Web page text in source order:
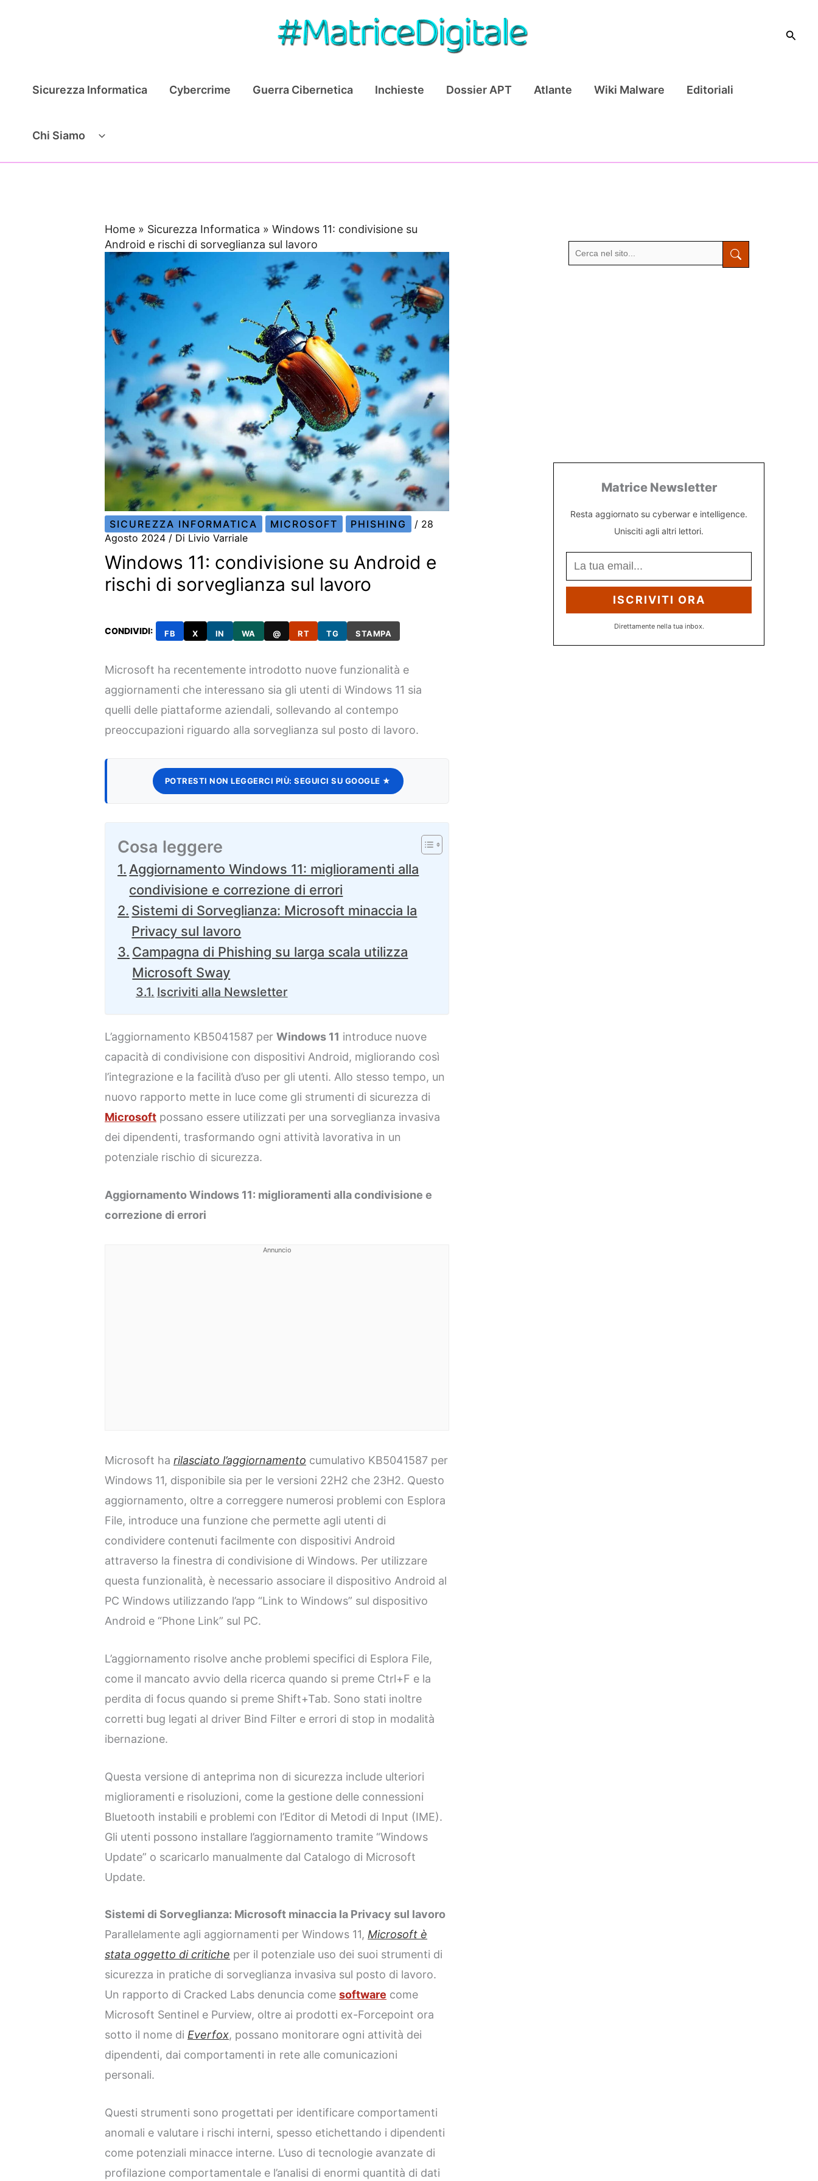
Cerca
Sicurezza Informatica Cybercrime Guerra Cibernetica Inchieste Dossier APT Atlante Wiki Malware Editoriali
Chi Siamo
Home » Sicurezza Informatica »Windows 11: condivisione su
Android e rischi di sorveglianza sul lavoro
SICUREZZA INFORMATICA MICROSOFT PHISHING / 28
Agosto 2024 / Di Livio Varriale
Windows 11: condivisione su Android e
rischi di sorveglianza sul lavoro
CONDIVIDI: FB X IN WA @ RT TG STAMPA
Microsoft ha recentemente introdotto nuove funzionalità e
aggiornamenti che interessano sia gli utenti di Windows 11 sia
quelli delle piattaforme aziendali, sollevando al contempo
preoccupazioni riguardo alla sorveglianza sul posto di lavoro.
POTRESTI NON LEGGERCI PIÙ: SEGUICI SU GOOGLE ★
Cosa leggere
Aggiornamento Windows 11: miglioramenti alla
condivisione e correzione di errori
Sistemi di Sorveglianza: Microsoft minaccia la
Privacy sul lavoro
Campagna di Phishing su larga scala utilizza
Microsoft Sway
Iscriviti alla Newsletter
L’aggiornamento KB5041587 perWindows 11 introduce nuove
capacità di condivisione con dispositivi Android, migliorando così
l’integrazione e la facilità d’uso per gli utenti. Allo stesso tempo, un
nuovo rapporto mette in luce come gli strumenti di sicurezza di
Microsoft possano essere utilizzati per una sorveglianza invasiva
dei dipendenti, trasformando ogni attività lavorativa in un
potenziale rischio di sicurezza.
Aggiornamento Windows 11: miglioramenti alla condivisione e
correzione di errori
Annuncio
Microsoft harilasciato l’aggiornamento cumulativo KB5041587 per
Windows 11, disponibile sia per le versioni 22H2 che 23H2. Questo
aggiornamento, oltre a correggere numerosi problemi con Esplora
File, introduce una funzione che permette agli utenti di
condividere contenuti facilmente con dispositivi Android
attraverso la finestra di condivisione di Windows. Per utilizzare
questa funzionalità, è necessario associare il dispositivo Android al
PC Windows utilizzando l’app “Link to Windows” sul dispositivo
Android e “Phone Link” sul PC.
L’aggiornamento risolve anche problemi specifici di Esplora File,
come il mancato avvio della ricerca quando si preme Ctrl+F e la
perdita di focus quando si preme Shift+Tab. Sono stati inoltre
corretti bug legati al driver Bind Filter e errori di stop in modalità
ibernazione.
Questa versione di anteprima non di sicurezza include ulteriori
miglioramenti e risoluzioni, come la gestione delle connessioni
Bluetooth instabili e problemi con l’Editor di Metodi di Input (IME).
Gli utenti possono installare l’aggiornamento tramite “Windows
Update” o scaricarlo manualmente dal Catalogo di Microsoft
Update.
Sistemi di Sorveglianza: Microsoft minaccia la Privacy sul lavoro
Parallelamente agli aggiornamenti per Windows 11,Microsoft è
stata oggetto di critiche per il potenziale uso dei suoi strumenti di
sicurezza in pratiche di sorveglianza invasiva sul posto di lavoro.
Un rapporto di Cracked Labs denuncia comesoftware come
Microsoft Sentinel e Purview, oltre ai prodotti ex-Forcepoint ora
sotto il nome diEverfox, possano monitorare ogni attività dei
dipendenti, dai comportamenti in rete alle comunicazioni
personali.
Questi strumenti sono progettati per identificare comportamenti
anomali e valutare i rischi interni, spesso etichettando i dipendenti
come potenziali minacce interne. L’uso di tecnologie avanzate di
profilazione comportamentale e l’analisi di enormi quantità di dati
Matrice Newsletter
Resta aggiornato su cyberwar e intelligence.
Unisciti agli altri lettori.
ISCRIVITI ORA
Direttamente nella tua inbox.